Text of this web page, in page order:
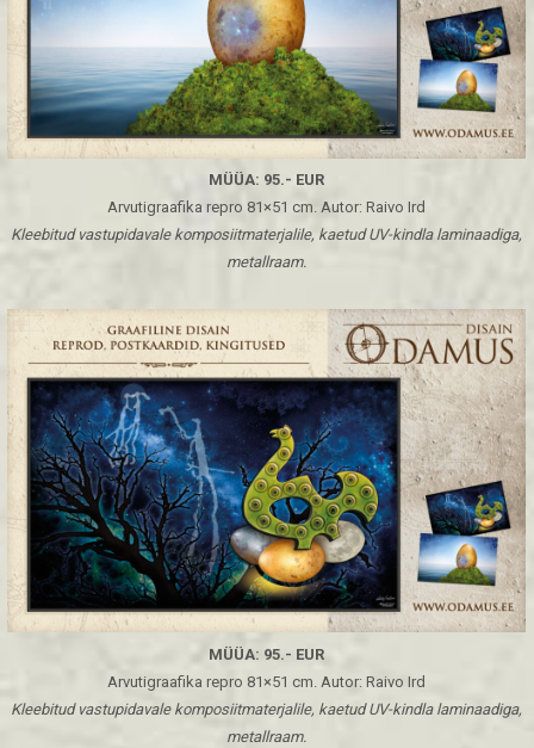
MÜÜA: 95.- EUR
Arvutigraafika repro 81×51 cm. Autor: Raivo Ird
Kleebitud vastupidavale komposiitmaterjalile, kaetud UV-kindla laminaadiga,
metallraam.
MÜÜA: 95.- EUR
Arvutigraafika repro 81×51 cm. Autor: Raivo Ird
Kleebitud vastupidavale komposiitmaterjalile, kaetud UV-kindla laminaadiga,
metallraam.